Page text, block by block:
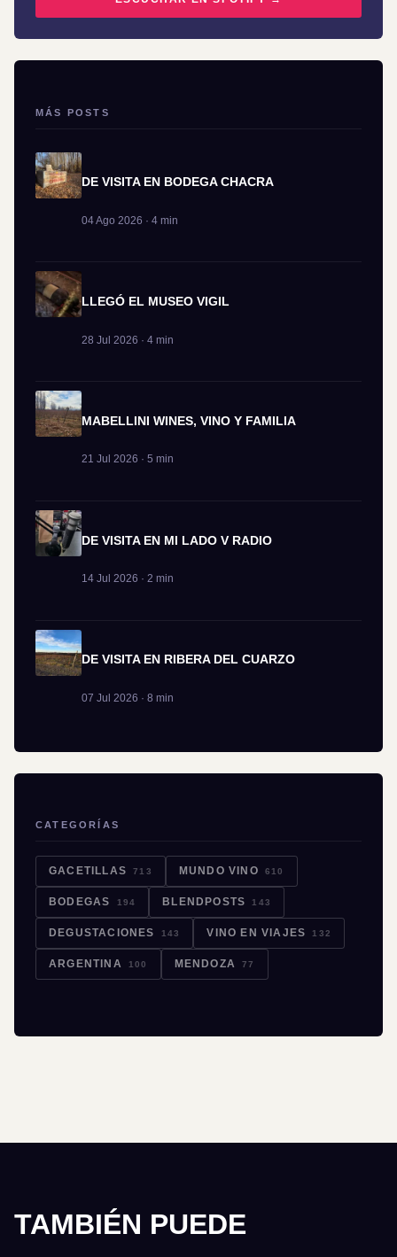
MÁS POSTS
DE VISITA EN BODEGA CHACRA
04 Ago 2026 · 4 min
LLEGÓ EL MUSEO VIGIL
28 Jul 2026 · 4 min
MABELLINI WINES, VINO Y FAMILIA
21 Jul 2026 · 5 min
DE VISITA EN MI LADO V RADIO
14 Jul 2026 · 2 min
DE VISITA EN RIBERA DEL CUARZO
07 Jul 2026 · 8 min
CATEGORÍAS
GACETILLAS 713 MUNDO VINO 610
BODEGAS 194 BLENDPOSTS 143
DEGUSTACIONES 143 VINO EN VIAJES 132
ARGENTINA 100 MENDOZA 77
TAMBIÉN PUEDE